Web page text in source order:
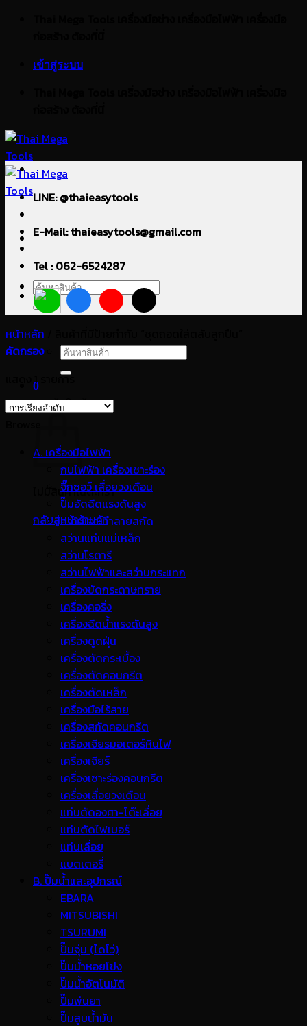
เข้าสู่ระบบ
ค้นหา:
ค้นหา:
0
ตะกร้าสินค้า
ไม่มีสินค้าในตะกร้า
กลับสู่หน้าร้านค้า
LINE: @thaieasytools
E-Mail: thaieasytools@gmail.com
Tel : 062-6524287
หน้าหลัก
คัดกรอง
แสดง 1 รายการ
A. เครื่องมือไฟฟ้า
กบไฟฟ้า เครื่องเซาะร่อง
จิ๊กซอว์ เลื่อยวงเดือน
ปั๊มอัดฉีดแรงดันสูง
สว่านเจาะทำลายสกัด
สว่านแท่นแม่เหล็ก
สว่านโรตารี
สว่านไฟฟ้าและสว่านกระแทก
เครื่องขัดกระดาษทราย
เครื่องคอริ่ง
เครื่องฉีดน้ำแรงดันสูง
เครื่องดูดฝุ่น
เครื่องตัดกระเบื้อง
เครื่องตัดคอนกรีต
เครื่องตัดเหล็ก
เครื่องมือไร้สาย
เครื่องสกัดคอนกรีต
เครื่องเจียรมอเตอร์หินไฟ
เครื่องเจียร์
เครื่องเซาะร่องคอนกรีต
เครื่องเลื่อยวงเดือน
แท่นตัดองศา-โต๊ะเลื่อย
แท่นตัดไฟเบอร์
แท่นเลื่อย
แบตเตอรี่
B. ปั๊มน้ำและอุปกรณ์
EBARA
MITSUBISHI
TSURUMI
ปั๊มจุ่ม (ไดโว่)
ปั๊มน้ำหอยโข่ง
ปั๊มน้ำอัตโนมัติ
ปั๊มพ่นยา
ปั๊มสูบน้ำมัน